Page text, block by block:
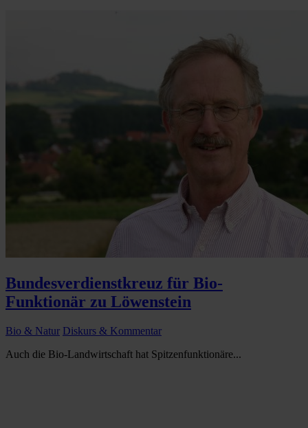
Bundesverdienstkreuz für Bio-
Funktionär zu Löwenstein
Bio & Natur Diskurs & Kommentar
Auch die Bio-Landwirtschaft hat Spitzenfunktionäre...